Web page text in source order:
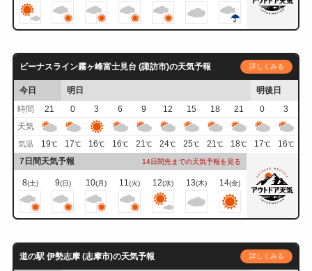
ビーナスライン霧ヶ峰富士見台 (諏訪市)の天気予報 詳しくみる
今日 明日
明後日
時間
21 0 3 6 9 12 15 18 21 0
3
天気
気温 19℃ 17℃ 16℃ 16℃ 21℃ 24℃ 25℃ 21℃ 18℃ 17℃ 16℃
7日間天気予報 14日間先までの天気予報を見る
8(土) 9(日) 10(月) 11(火) 12(水) 13(木) 14(金)
道の駅 伊勢志摩 (志摩市)の天気予報 詳しくみる